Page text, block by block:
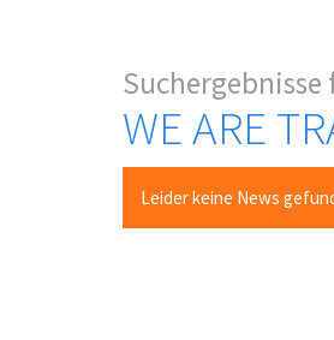
Suchergebnisse
WE ARE
Leider keine News